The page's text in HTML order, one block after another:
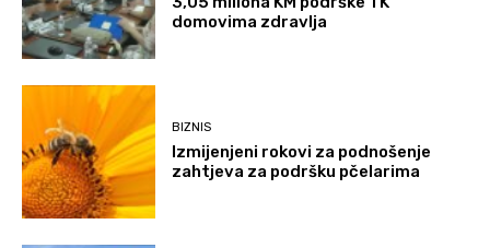
domovima zdravlja
BIZNIS
Izmijenjeni rokovi za podnošenje
zahtjeva za podršku pčelarima